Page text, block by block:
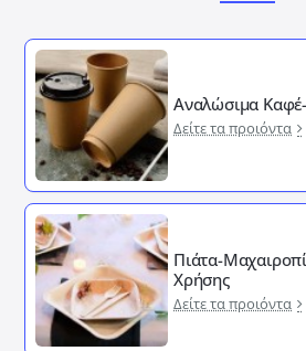
Αναλώσιμα
Δείτε τα προιόντα
Πιάτα-
Χρήσης
Δείτε τα προιόντα